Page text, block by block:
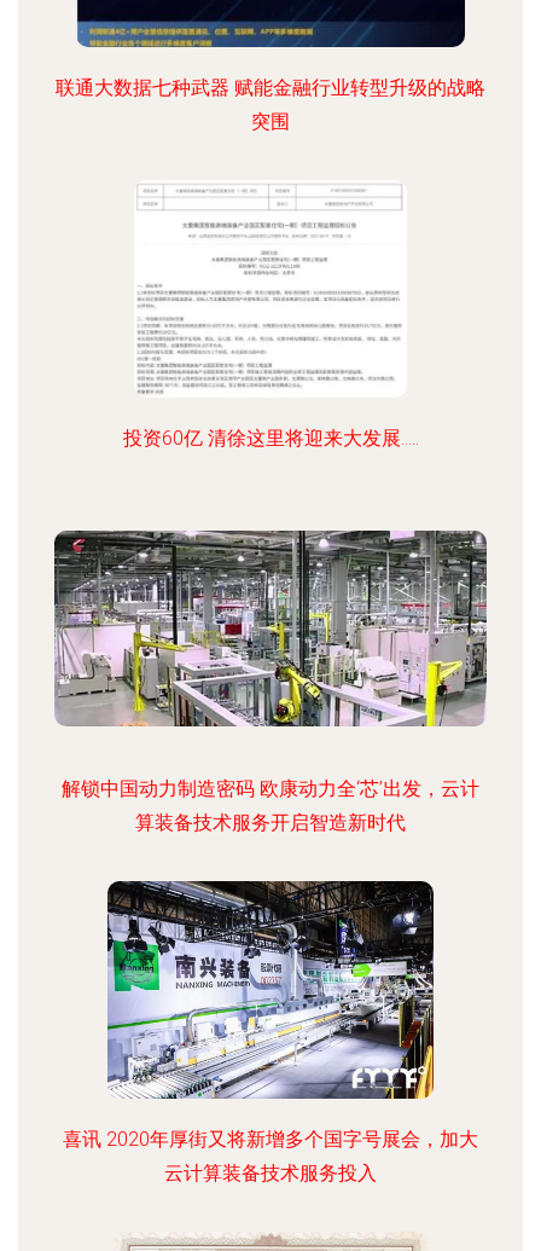
联通大数据七种武器 赋能金融行业转型升级的战略
突围
投资60亿 清徐这里将迎来大发展.....
解锁中国动力制造密码 欧康动力全‘芯’出发，云计
算装备技术服务开启智造新时代
喜讯 2020年厚街又将新增多个国字号展会，加大
云计算装备技术服务投入